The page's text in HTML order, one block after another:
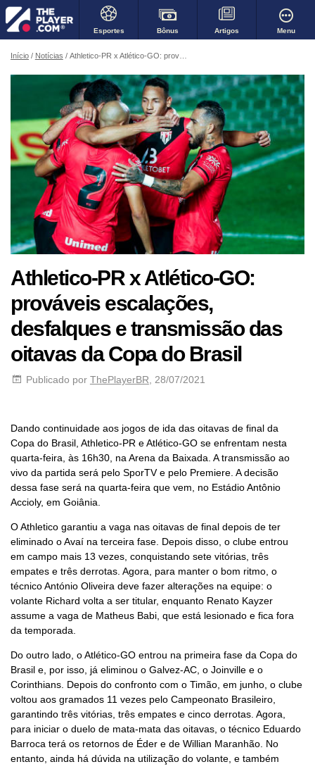
Esportes Bônus Artigos Menu
Início Notícias Athletico-PR x Atlético-GO: prováveis escalações, desfalques e transmissão das oitavas da Copa do Brasil
Athletico-PR x Atlético-GO:
prováveis escalações,
desfalques e transmissão das
oitavas da Copa do Brasil
Publicado por ThePlayerBR , 28/07/2021
Dando continuidade aos jogos de ida das oitavas de final da
Copa do Brasil, Athletico-PR e Atlético-GO se enfrentam nesta
quarta-feira, às 16h30, na Arena da Baixada. A transmissão ao
vivo da partida será pelo SporTV e pelo Premiere. A decisão
dessa fase será na quarta-feira que vem, no Estádio Antônio
Accioly, em Goiânia.
O Athletico garantiu a vaga nas oitavas de final depois de ter
eliminado o Avaí na terceira fase. Depois disso, o clube entrou
em campo mais 13 vezes, conquistando sete vitórias, três
empates e três derrotas. Agora, para manter o bom ritmo, o
técnico António Oliveira deve fazer alterações na equipe: o
volante Richard volta a ser titular, enquanto Renato Kayzer
assume a vaga de Matheus Babi, que está lesionado e fica fora
da temporada.
Do outro lado, o Atlético-GO entrou na primeira fase da Copa do
Brasil e, por isso, já eliminou o Galvez-AC, o Joinville e o
Corinthians. Depois do confronto com o Timão, em junho, o clube
voltou aos gramados 11 vezes pelo Campeonato Brasileiro,
garantindo três vitórias, três empates e cinco derrotas. Agora,
para iniciar o duelo de mata-mata das oitavas, o técnico Eduardo
Barroca terá os retornos de Éder e de Willian Maranhão. No
entanto, ainda há dúvida na utilização do volante, e também